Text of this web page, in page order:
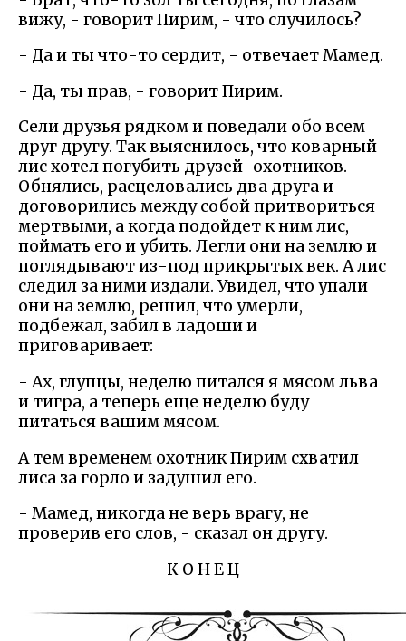
вижу, - говорит Пирим, - что случилось?
- Да и ты что-то сердит, - отвечает Мамед.
- Да, ты прав, - говорит Пирим.
Сели друзья рядком и поведали обо всем
друг другу. Так выяснилось, что коварный
лис хотел погубить друзей-охотников.
Обнялись, расцеловались два друга и
договорились между собой притвориться
мертвыми, а когда подойдет к ним лис,
поймать его и убить. Легли они на землю и
поглядывают из-под прикрытых век. А лис
следил за ними издали. Увидел, что упали
они на землю, решил, что умерли,
подбежал, забил в ладоши и
приговаривает:
- Ах, глупцы, неделю питался я мясом льва
и тигра, а теперь еще неделю буду
питаться вашим мясом.
А тем временем охотник Пирим схватил
лиса за горло и задушил его.
- Мамед, никогда не верь врагу, не
проверив его слов, - сказал он другу.
К О Н Е Ц